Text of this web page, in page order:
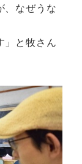
、なぜうな
」と牧さん